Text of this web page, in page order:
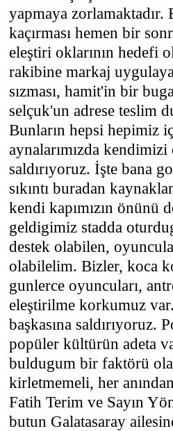
yapmaya
kaçırması hemen bir
eleştiri oklarının hedefi
rakibine markaj
sızması, hamit'in bir
selçuk'un adrese teslim
Bunların hepsi hepimiz
aynalarımızda
saldırıyoruz. İşte bana
sıkıntı buradan
kendi kapımızın
geldigimiz stadda
destek olabilen,
olabilelim. Bizler, koca
gunlerce oyuncuları,
eleştirilme korkumuz
başkasına saldırıyoruz.
popüler kültürün adeta
buldugum bir faktörü
kirletmemeli, her
Fatih Terim ve Sayın
butun Galatasaray